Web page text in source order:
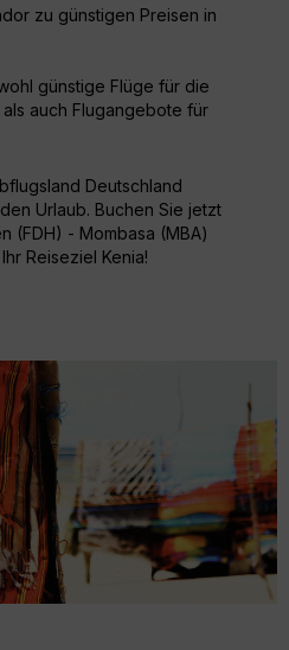
zu günstigen Preisen in
günstige Flüge für die
auch Flugangebote für
Deutschland
Urlaub. Buchen Sie jetzt
(FDH) - Mombasa (MBA)
Reiseziel Kenia!